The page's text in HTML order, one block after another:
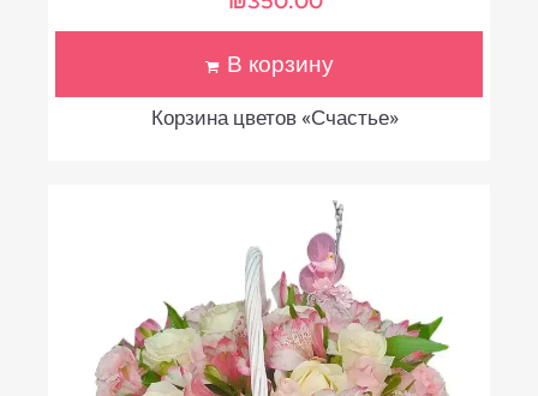
Корзина цветов «Счастье»
В корзину